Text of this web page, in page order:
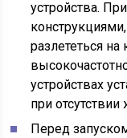
устройства.
разлететься
устройствах
при отсутствии
Перед